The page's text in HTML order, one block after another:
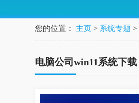
您的位置： 主页 > 系统专题 >
电脑公司win11系统下载